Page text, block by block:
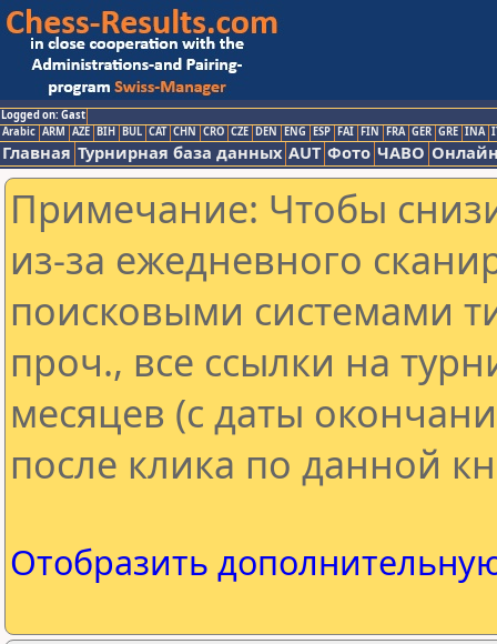
Logged on: Gast
Arabic ARM AZE BIH BUL CAT CHN CRO CZE DEN ENG ESP FAI FIN FRA GER GRE INA
Главная Турнирная база данных AUT Фото ЧАВО
Примечание: Чтобы
из-за ежедневного
поисковыми системами
проч., все ссылки на
месяцев (с даты
после клика по данной
Отобразить